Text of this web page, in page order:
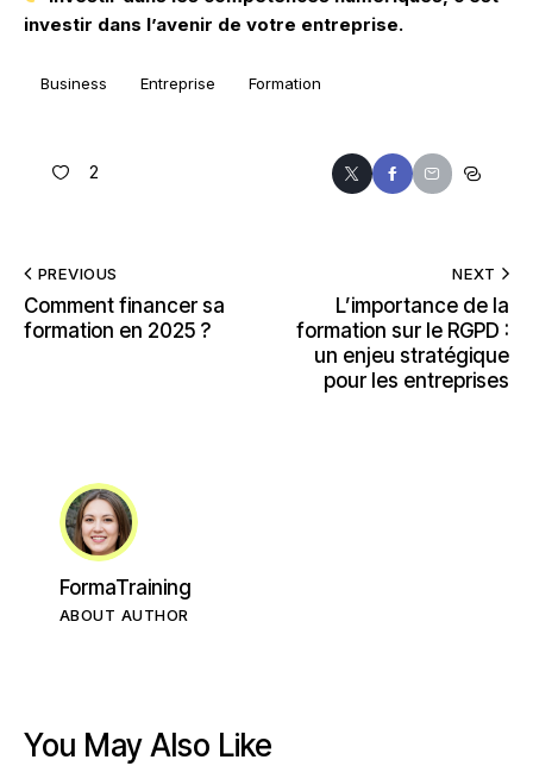
investir dans l’avenir de votre entreprise.
Business Entreprise Formation
2
PREVIOUS
Comment financer sa
formation en 2025 ?
NEXT
L’importance de la
formation sur le RGPD :
un enjeu stratégique
pour les entreprises
FormaTraining
ABOUT AUTHOR
You May Also Like